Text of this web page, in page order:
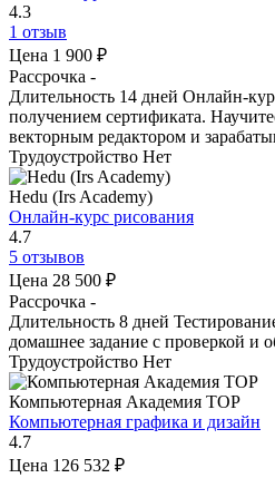
4.3
1 отзыв
Цена 1 900 ₽
Рассрочка -
Длительность 14 дней Онлайн-
получением сертификата.
векторным редактором и
Трудоустройство Нет
Hedu (Irs Academy)
Онлайн-курс рисования
4.7
5 отзывов
Цена 28 500 ₽
Рассрочка -
Длительность 8 дней
домашнее задание с проверкой и
Трудоустройство Нет
Компьютерная Академия TOP
Компьютерная графика и дизайн
4.7
Цена 126 532 ₽